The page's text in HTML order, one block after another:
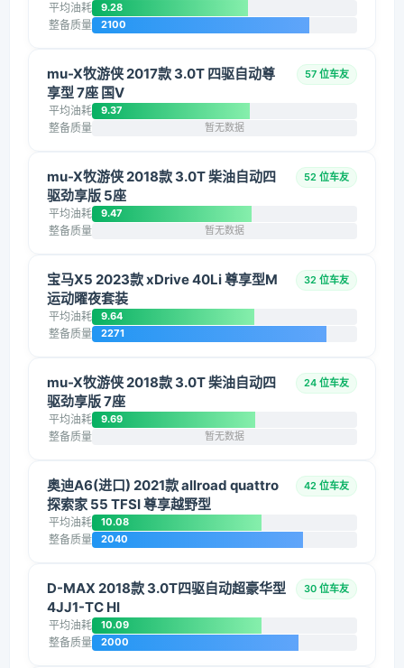
平均油耗 9.28
整备质量 2100
mu-X牧游侠 2017款 3.0T 四驱自动尊
享型 7座 国V
57 位车友
平均油耗 9.37
整备质量 暂无数据
mu-X牧游侠 2018款 3.0T 柴油自动四
驱劲享版 5座
52 位车友
平均油耗 9.47
整备质量 暂无数据
宝马X5 2023款 xDrive 40Li 尊享型M
运动曜夜套装
32 位车友
平均油耗 9.64
整备质量 2271
mu-X牧游侠 2018款 3.0T 柴油自动四
驱劲享版 7座
24 位车友
平均油耗 9.69
整备质量 暂无数据
奥迪A6(进口) 2021款 allroad quattro
探索家 55 TFSI 尊享越野型
42 位车友
平均油耗 10.08
整备质量 2040
D-MAX 2018款 3.0T四驱自动超豪华型
4JJ1-TC HI
30 位车友
平均油耗 10.09
整备质量 2000